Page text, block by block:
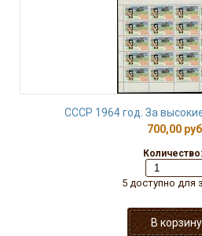
СССР 1964 год. За
700,00
Количество:
5 доступно для